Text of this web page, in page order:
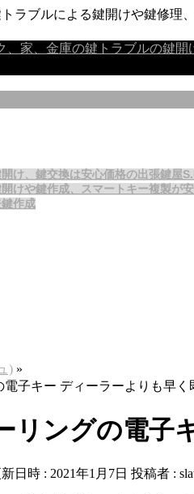
ラブルによる鍵開けや鍵修理
開け、鍵交換は安心価格の出張鍵屋
開けや鍵作成、スマートキー複製が
作成
) »
電子キー ディーラーよりも早く
リングの電子
日時 : 2021年1月7日 投稿者 :